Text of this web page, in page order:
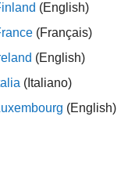
this parameter:
Enable zero-
(English)
(Français)
(English)
(Italiano)
(English)